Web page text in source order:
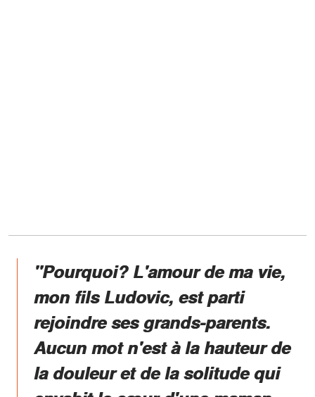
''Pourquoi? L'amour de ma vie,
mon fils Ludovic, est parti
rejoindre ses grands-parents.
Aucun mot n'est à la hauteur de
la douleur et de la solitude qui